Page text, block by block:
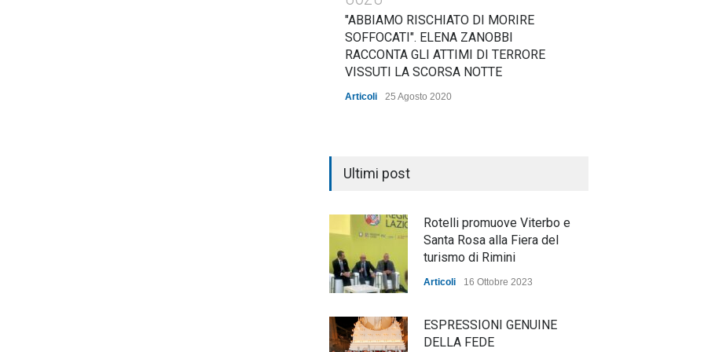
"ABBIAMO RISCHIATO DI MORIRE
SOFFOCATI". ELENA ZANOBBI
RACCONTA GLI ATTIMI DI TERRORE
VISSUTI LA SCORSA NOTTE
Articoli 25 Agosto 2020
Ultimi post
Rotelli promuove Viterbo e
Santa Rosa alla Fiera del
turismo di Rimini
Articoli 16 Ottobre 2023
ESPRESSIONI GENUINE
DELLA FEDE